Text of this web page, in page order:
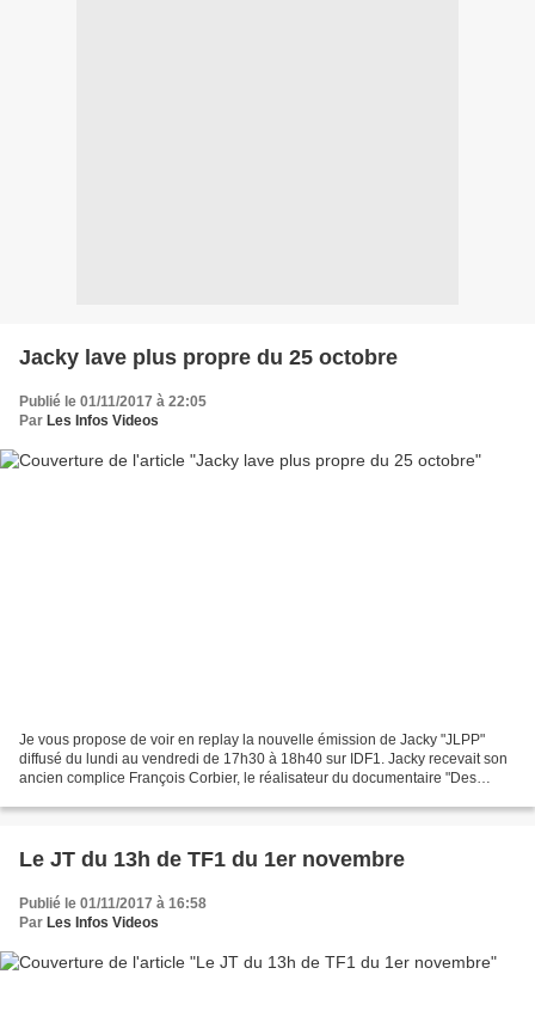
Jacky lave plus propre du 25 octobre
Publié le 01/11/2017 à 22:05
Par Les Infos Videos
Je vous propose de voir en replay la nouvelle émission de Jacky "JLPP"
diffusé du lundi au vendredi de 17h30 à 18h40 sur IDF1. Jacky recevait son
ancien complice François Corbier, le réalisateur du documentaire "Des
Le JT du 13h de TF1 du 1er novembre
Publié le 01/11/2017 à 16:58
Par Les Infos Videos